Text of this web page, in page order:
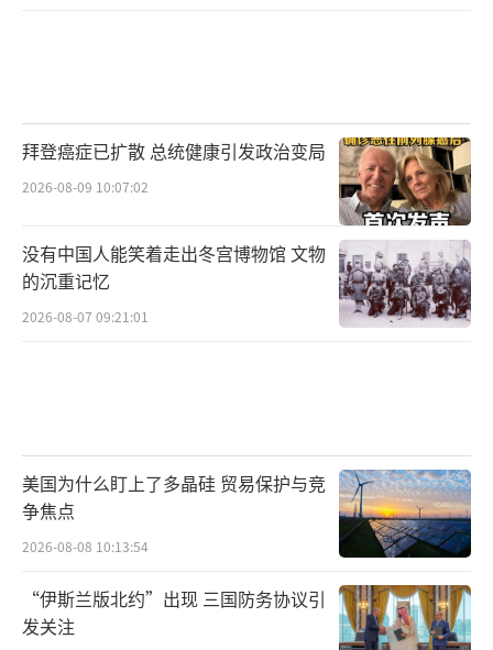
用”与“戏仿”西方文化，实现了反向影响。
从乐高动画到《战争机器》等游戏的台词，这
些元素原本属于西方文化体系，却被伊朗重新
编码，用于攻击美国本身。
伊朗虽然在军事上处于劣势，但已将信息
扩散到与美国近乎“对等”的范围。这种传播
其宣传内容可以在几分钟内生成并扩散。有观
点认为，这标志着现代信息战进入了一个“符
号平权”的时期，即谁更能理解和熟练运用全
球共享的文化符号，谁就能在“注意力战
场”上获得主动权。
拜登癌症已扩散 总统健康引发政治变局
2026-08-09 10:07:02
没有中国人能笑着走出冬宫博物馆 文物
的沉重记忆
2026-08-07 09:21:01
美国为什么盯上了多晶硅 贸易保护与竞
争焦点
2026-08-08 10:13:54
“伊斯兰版北约”出现 三国防务协议引
发关注